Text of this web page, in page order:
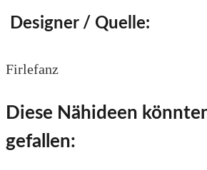
Designer / Quelle:
Firlefanz
Diese Nähideen
gefallen: